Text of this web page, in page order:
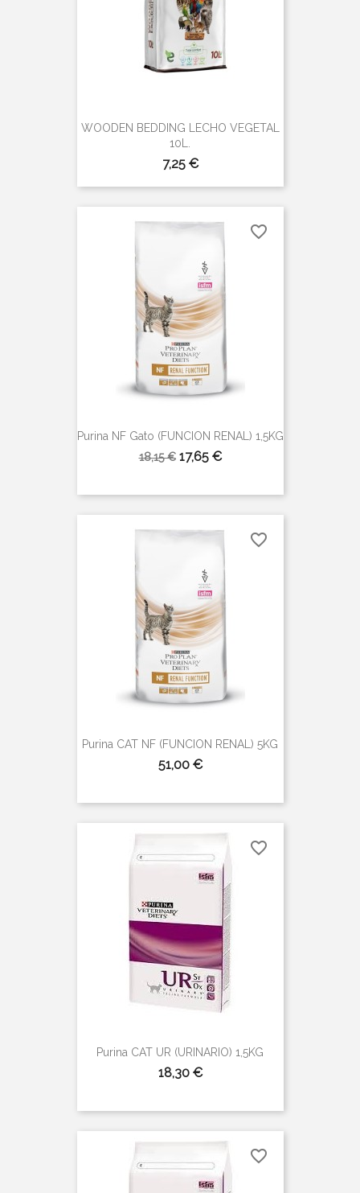
WOODEN BEDDING LECHO VEGETAL
10L.
Precio
7,25 €
Purina NF Gato (FUNCION RENAL) 1,5KG
Precio
18,15 € Precio
17,65 €
favorite_border
Purina CAT NF (FUNCION RENAL) 5KG
Precio
51,00 €
favorite_border
Purina CAT UR (URINARIO) 1,5KG
Precio
18,30 €
favorite_border
favorite_border